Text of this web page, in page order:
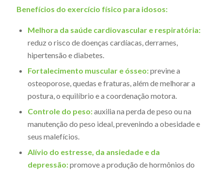
Benefícios do exercício físico para idosos:
Melhora da saúde cardiovascular e respiratória:
reduz o risco de doenças cardíacas, derrames,
hipertensão e diabetes.
Fortalecimento muscular e ósseo:previne a
osteoporose, quedas e fraturas, além de melhorar a
postura, o equilíbrio e a coordenação motora.
Controle do peso:auxilia na perda de peso ou na
manutenção do peso ideal, prevenindo a obesidade e
seus malefícios.
Alívio do estresse, da ansiedade e da
depressão:promove a produção de hormônios do